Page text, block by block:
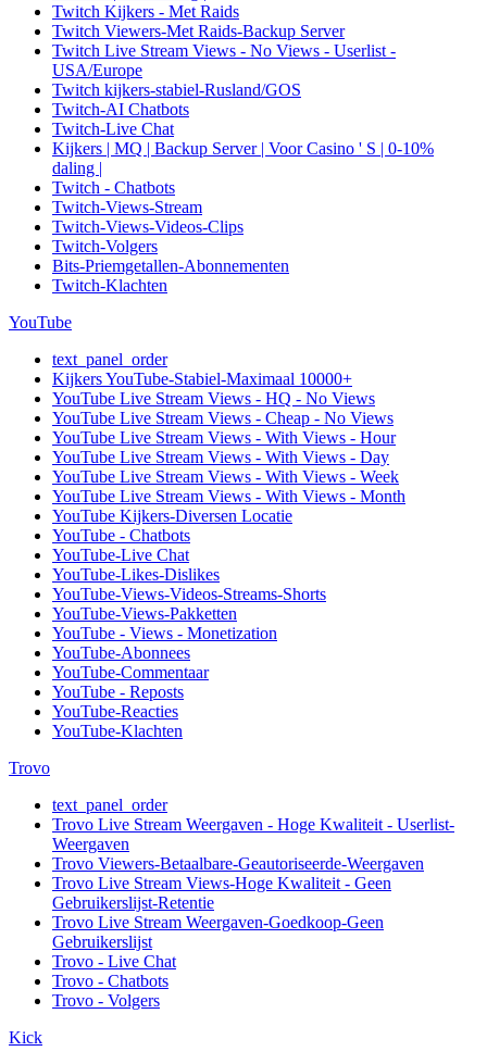
Twitch Kijkers - Met Raids
Twitch Viewers-Met Raids-Backup Server
Twitch Live Stream Views - No Views - Userlist -
USA/Europe
Twitch kijkers-stabiel-Rusland/GOS
Twitch-AI Chatbots
Twitch-Live Chat
Kijkers | MQ | Backup Server | Voor Casino ' S | 0-10%
daling |
Twitch - Chatbots
Twitch-Views-Stream
Twitch-Views-Videos-Clips
Twitch-Volgers
Bits-Priemgetallen-Abonnementen
Twitch-Klachten
YouTube
text_panel_order
Kijkers YouTube-Stabiel-Maximaal 10000+
YouTube Live Stream Views - HQ - No Views
YouTube Live Stream Views - Cheap - No Views
YouTube Live Stream Views - With Views - Hour
YouTube Live Stream Views - With Views - Day
YouTube Live Stream Views - With Views - Week
YouTube Live Stream Views - With Views - Month
YouTube Kijkers-Diversen Locatie
YouTube - Chatbots
YouTube-Live Chat
YouTube-Likes-Dislikes
YouTube-Views-Videos-Streams-Shorts
YouTube-Views-Pakketten
YouTube - Views - Monetization
YouTube-Abonnees
YouTube-Commentaar
YouTube - Reposts
YouTube-Reacties
YouTube-Klachten
Trovo
text_panel_order
Trovo Live Stream Weergaven - Hoge Kwaliteit - Userlist-
Weergaven
Trovo Viewers-Betaalbare-Geautoriseerde-Weergaven
Trovo Live Stream Views-Hoge Kwaliteit - Geen
Gebruikerslijst-Retentie
Trovo Live Stream Weergaven-Goedkoop-Geen
Gebruikerslijst
Trovo - Live Chat
Trovo - Chatbots
Trovo - Volgers
Kick